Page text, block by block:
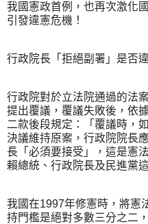
我國憲政首例，也再次激化
引發違憲危機！
行政院長「拒絕副署」是否
行政院對於立法院通過的法
提出覆議，覆議失敗後，依
二款後段規定：「覆議時，
決議維持原案，行政院院長
長「必須要接受」，這是憲
賴總統、行政院長及民進黨
我國在1997年修憲時，將憲
持門檻是絕對多數三分之二